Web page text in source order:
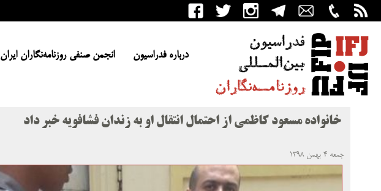
درباره فدراسیون انجمن صنفی روزنامه‌نگاران ایران
خانواده مسعود کاظمی از احتمال انتقال او به زندان فشافویه خبر داد
جمعه ۴ بهمن ۱۳۹۸